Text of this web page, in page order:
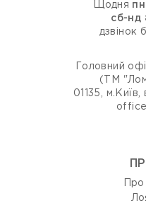
Щодня
сб-нд
дзвінок
Головний
(ТМ
01135, м.Київ,
Про